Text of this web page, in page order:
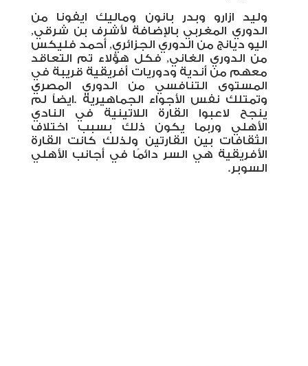
وليد ازارو وبدر بانون وماليك ايفونا من
الدوري المغربي بالإضافة لأشرف بن شرقي,
اليو ديانج من الدوري الجزائري, أحمد فليكس
من الدوري الغاني, فكل هؤلاء تم التعاقد
معهم من أندية ودوريات أفريقية قريبة في
المستوى التنافسي من الدوري المصري
وتمتلك نفس الأجواء الجماهيرية . ايضاً لم
ينجح لاعبوا القارة اللاتينية في النادي
الأهلي وربما يكون ذلك بسبب اختلاف
الثقافات بين القارتين ولذلك كانت القارة
الأفريقية هي السر دائمًا في أجانب الأهلي
السوبر.